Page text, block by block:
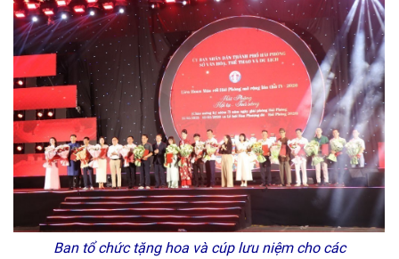
Ban tổ chức tặng hoa và cúp lưu niệm cho các